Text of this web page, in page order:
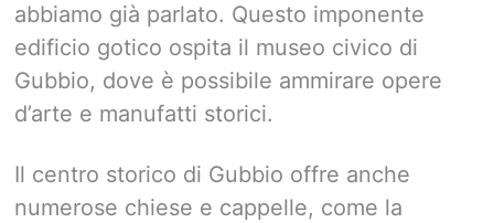
abbiamo già parlato. Questo imponente
edificio gotico ospita il museo civico di
Gubbio, dove è possibile ammirare opere
d’arte e manufatti storici.
Il centro storico di Gubbio offre anche
numerose chiese e cappelle, come la